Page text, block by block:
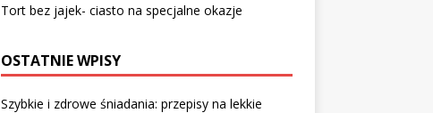
Tort bez jajek- ciasto na specjalne okazje
OSTATNIE WPISY
Szybkie i zdrowe śniadania: przepisy na lekkie